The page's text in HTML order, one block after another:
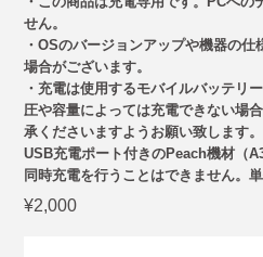
せん。
・OSのバージョンアップや機器の
場合がございます。
・充電は使用するモバイルバッテリ
圧や容量によっては充電できない場
承くださいますようお願い致します。
USB充電ポート付きのPeach機材（
同時充電を行うことはできません。
¥2,000